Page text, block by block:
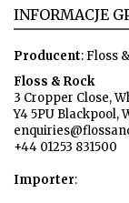
INFORMACJE
Producent: Floss
Floss & Rock
3 Cropper Close,
Y4 5PU Blackpool,
+44 01253 831500
Importer: